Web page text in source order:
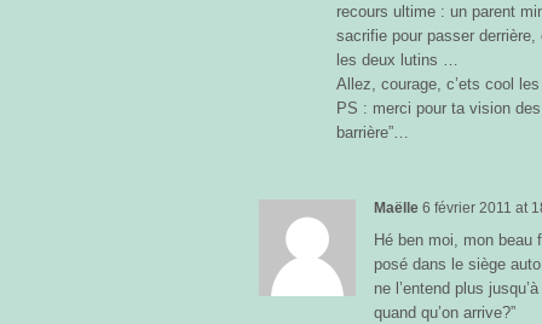
recours ultime : un parent
sacrifie pour passer
les deux lutins …
Allez, courage, c’ets cool
PS : merci pour ta vision
barrière”…
Maëlle 6 février 2011 at
Hé ben moi, mon beau
posé dans le siège
ne l’entend plus
quand qu’on arrive?”